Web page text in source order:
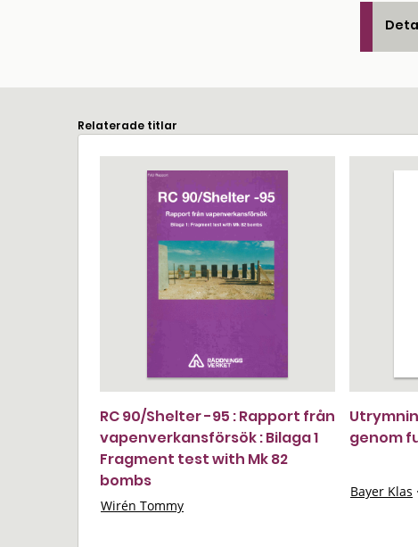
Relaterade titlar
RC 90/Shelter -95 : Rapport från
vapenverkansförsök : Bilaga 1
Fragment test with Mk 82
bombs
Wirén Tommy
genom
Bayer Klas ·